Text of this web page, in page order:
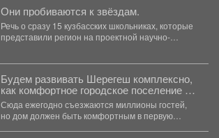
Они пробиваются к звёздам.
Речь о сразу 15 кузбасских школьниках, которые
представили регион на проектной научно-
Будем развивать Шерегеш комплексно,
как комфортное городское поселение и
всесезонный курорт - обсудили это на
депутатских слушаниях.
Сюда ежегодно съезжаются миллионы гостей,
но дом должен быть комфортным в первую